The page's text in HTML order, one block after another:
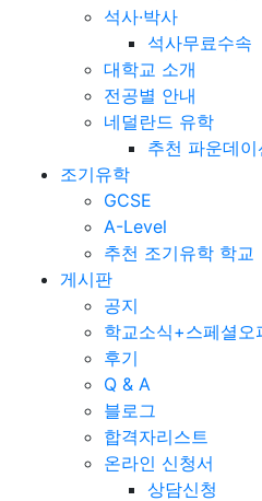
석사·박사
석사무료수속
대학교 소개
전공별 안내
네덜란드 유학
추천 파운데이
조기유학
GCSE
A-Level
추천 조기유학 학교
게시판
공지
학교소식+스페셜오
후기
Q & A
블로그
합격자리스트
온라인 신청서
상담신청